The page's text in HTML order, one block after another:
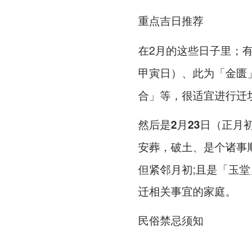
重点吉日推荐
在2月的这些日子里；
甲寅日） 、此为「金
合」等，很适宜进行迁
然后是2月23日（正月
安葬，破土、是个诸事
但紧邻月初;且是「玉
迁相关事宜的家庭。
民俗禁忌须知